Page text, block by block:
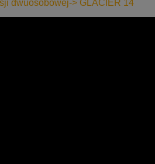
dwuosobowej-> GLACIER 14